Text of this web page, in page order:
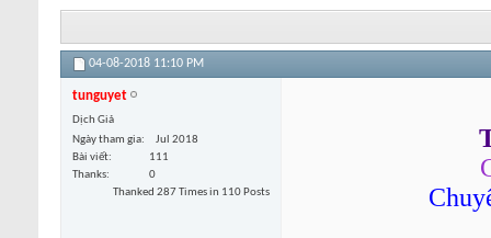
04-08-2018 11:10 PM
tunguyet
Dịch Giả
Ngày tham gia
Jul 2018
Bài viết
111
Thanks
0
Thanked 287 Times in 110 Posts